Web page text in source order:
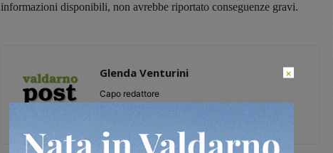
informazioni disponibili, non avrebbe riportato conseguenze gravi.
Glenda Venturini
Capo redattore
×